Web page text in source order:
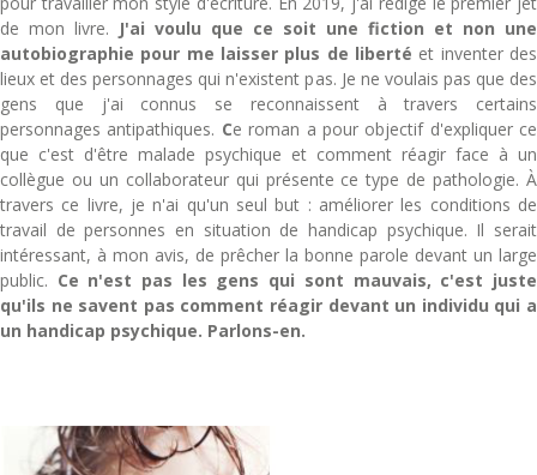
de mon livre. J'ai voulu que ce soit une fiction et non une
autobiographie pour me laisser plus de liberté et inventer des
lieux et des personnages qui n'existent pas. Je ne voulais pas que des
gens que j'ai connus se reconnaissent à travers certains
personnages antipathiques. Ce roman a pour objectif d'expliquer ce
que c'est d'être malade psychique et comment réagir face à un
collègue ou un collaborateur qui présente ce type de pathologie. À
travers ce livre, je n'ai qu'un seul but : améliorer les conditions de
travail de personnes en situation de handicap psychique. Il serait
intéressant, à mon avis, de prêcher la bonne parole devant un large
public. Ce n'est pas les gens qui sont mauvais, c'est juste
qu'ils ne savent pas comment réagir devant un individu qui a
un handicap psychique. Parlons-en.